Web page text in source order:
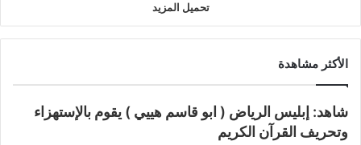
تحميل المزيد
الأكثر مشاهدة
شاهد: إبليس الرياض ( ابو قاسم هييي ) يقوم بالإستهزاء
وتحريف القرآن الكريم